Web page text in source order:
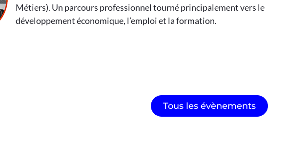
Métiers). Un parcours professionnel tourné principalement vers le
développement économique, l’emploi et la formation.
Tous les évènements